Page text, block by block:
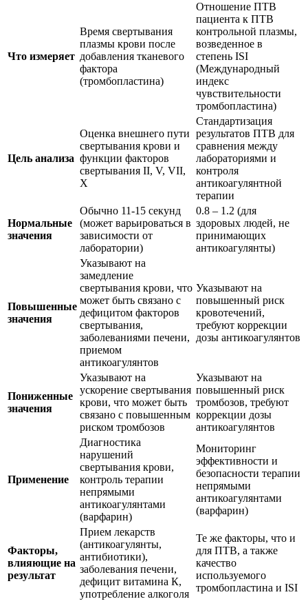
Что измеряет
Время свертывания
плазмы крови после
добавления тканевого
фактора
(тромбопластина)
Отношение ПТВ
пациента к ПТВ
контрольной плазмы,
возведенное в
степень ISI
(Международный
индекс
чувствительности
тромбопластина)
Цель анализа
Оценка внешнего пути
свертывания крови и
функции факторов
свертывания II, V, VII,
X
Стандартизация
результатов ПТВ для
сравнения между
лабораториями и
контроля
антикоагулянтной
терапии
Нормальные
значения
Обычно 11-15 секунд
(может варьироваться в
зависимости от
лаборатории)
0.8 – 1.2 (для
здоровых людей, не
принимающих
антикоагулянты)
Повышенные
значения
Указывают на
замедление
свертывания крови, что
может быть связано с
дефицитом факторов
свертывания,
заболеваниями печени,
приемом
антикоагулянтов
Указывают на
повышенный риск
кровотечений,
требуют коррекции
дозы антикоагулянтов
Пониженные
значения
Указывают на
ускорение свертывания
крови, что может быть
связано с повышенным
риском тромбозов
Указывают на
повышенный риск
тромбозов, требуют
коррекции дозы
антикоагулянтов
Применение
Диагностика
нарушений
свертывания крови,
контроль терапии
непрямыми
антикоагулянтами
(варфарин)
Мониторинг
эффективности и
безопасности терапии
непрямыми
антикоагулянтами
(варфарин)
Факторы,
влияющие на
результат
Прием лекарств
(антикоагулянты,
антибиотики),
заболевания печени,
дефицит витамина К,
употребление алкоголя
Те же факторы, что и
для ПТВ, а также
качество
используемого
тромбопластина и ISI